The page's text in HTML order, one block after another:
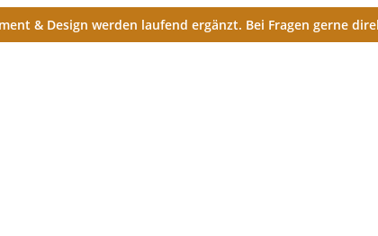
& Design werden laufend ergänzt. Bei Fragen gerne